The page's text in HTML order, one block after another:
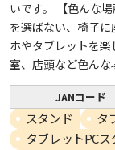
いです。 【色んな
を選ばない、椅子に
ホやタブレットを
室、店頭など色んな
JANコード
スタンド タ
タブレットPCス